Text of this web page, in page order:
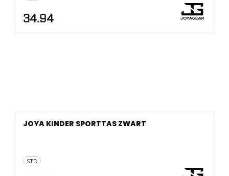
34.94
STD
JOYA KINDER SPORTTAS ZWART